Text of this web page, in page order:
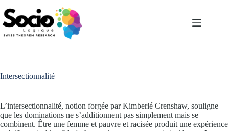
au
contenu
Intersectionnalité
L’intersectionnalité, notion forgée par Kimberlé Crenshaw, souligne
que les dominations ne s’additionnent pas simplement mais se
combinent. Être une femme et pauvre et racisée produit une expérience